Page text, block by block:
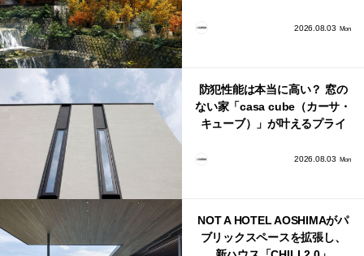
2026.08.03 Mon
防犯性能は本当に高い？ 窓の
ない家「casa cube（カーサ・
キューブ）」が叶えるプライ
2026.08.03 Mon
NOT A HOTEL AOSHIMAがパ
ブリックスペースを拡張し、